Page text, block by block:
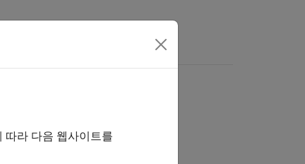
면 여기를 클릭하십시오.
따라 다음 웹사이트를